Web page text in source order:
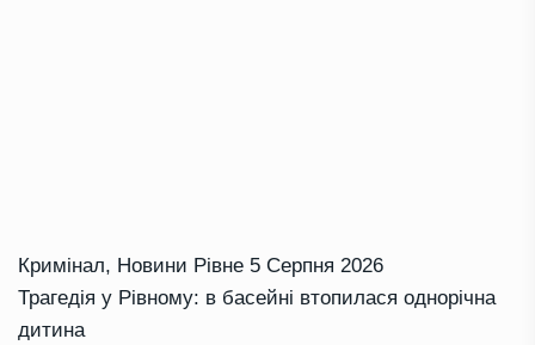
Кримінал, Новини Рівне 5 Серпня 2026
Трагедія у Рівному: в басейні втопилася однорічна
дитина